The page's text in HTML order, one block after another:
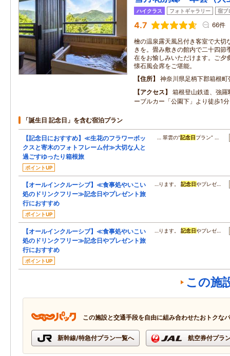
ハイクラス フォトギャラリー 宿ブ
4.7 66件
檜の温泉露天風呂付き客室で大切
きを。畳み敷きの館内で二十四節
在をお愉しみいただけます。ご夕
懐石風会席をご堪能。
住所
神奈川県足柄下郡箱根
アクセス
箱根登山鉄道、強
ーブルカー「公園下」より徒歩1
「誕生日 記念日」を含む宿泊プラン
【記念日におすすめ】≪生花のフラワーボッ
クスと寄木のフォトフレーム付≫大切な人と
過ごすゆったり箱根旅
ポイントUP
… 翠雲の“記念日 プラン” …
【オールインクルーシブ】≪食事処やいこい
処のドリンクフリー≫記念日やプレゼント旅
行におすすめ
ポイントUP
…ります。記念日やプレゼ…
【オールインクルーシブ】≪食事処やいこい
処のドリンクフリー≫記念日やプレゼント旅
行におすすめ
ポイントUP
…ります。記念日やプレゼ…
この施
この施設と交通手段を自由に組み合わせたおトクな
新幹線/特急付プラン一覧へ 航空券付プラ